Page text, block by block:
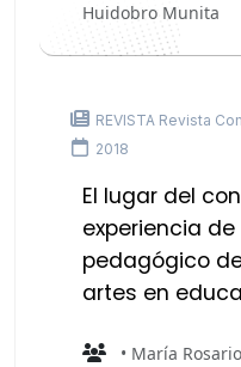
Huidobro Munita
REVISTA Revista
2018
El lugar del
experiencia
pedagógico
artes en
• María